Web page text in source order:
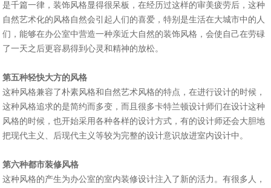
是千篇一律，装饰风格显得很呆板，在经历过这样的审美疲劳后，这种
自然艺术化的风格自然会引起人们的喜爱，特别是生活在大城市中的人
们，能够在办公室中营造一种亲近大自然的装饰风格，会使自己在劳碌
了一天之后更容易得到心灵和精神的放松。
第五种轻快大方的风格
这种风格兼容了朴素风格和自然艺术风格的特点，在进行设计的时候，
这种风格追求的是简约而多变，而且很多卡特兰顿设计师们在设计这种
风格的时候，也开始采用各种各样的设计方式，有的设计师还会大胆地
把现代主义、后现代主义等较为完整的设计意识放进室内设计中。
第六种都市装修风格
这种风格的产生为办公室的室内装修设计注入了新的活力。有很多人，